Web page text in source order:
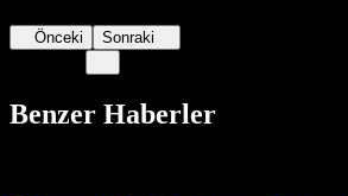
Önceki Sonraki
Benzer Haberler